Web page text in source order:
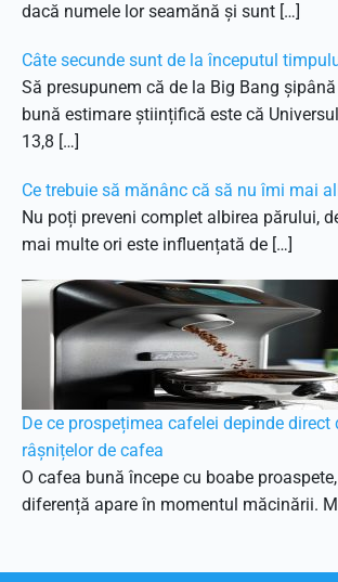
dacă numele lor seamănă și sunt […]
Câte secunde sunt de la începutul
Să presupunem că de la Big Bang
bună estimare științifică este că
13,8 […]
Ce trebuie să mănânc că să nu îmi mai
Nu poți preveni complet albirea părului,
mai multe ori este influențată de […]
De ce prospețimea cafelei depinde direct
râșnițelor de cafea
O cafea bună începe cu boabe
diferență apare în momentul măcinării.